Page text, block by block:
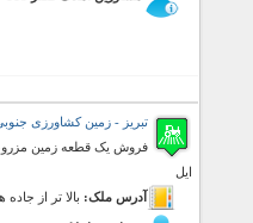
تبریز - زمین کشاورزی جنوبی به متراژ 800
ایل
آدرس ملک: بالا تر از